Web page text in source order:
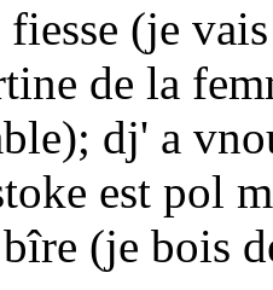
(je
de la
dj' a
est pol
(je bois